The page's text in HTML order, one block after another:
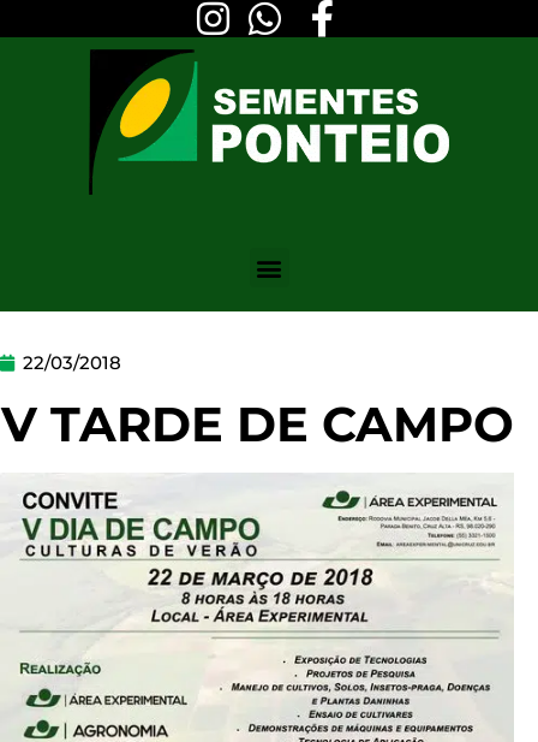
22/03/2018
V TARDE DE CAMPO